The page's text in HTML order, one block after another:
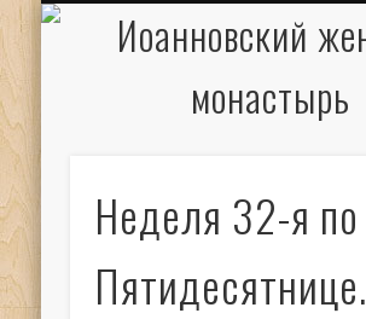
Неделя 32-я по
Пятидесятнице.